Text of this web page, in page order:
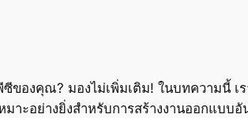
ซีของคุณ? มองไม่เพิ่มเติม! ในบทความนี้
ะอย่างยิ่งสำหรับการสร้างงานออกแบบ